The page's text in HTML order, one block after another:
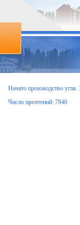
Начато производство угля.
Число прочтений: 7940